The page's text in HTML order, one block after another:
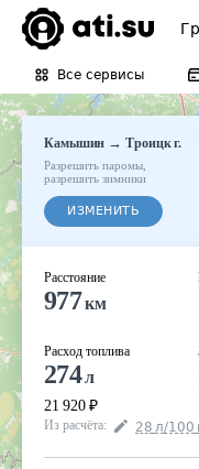
Все сервисы
Камышин →Троицк г.
Разрешить паромы
разрешить зимники
ИЗМЕНИТЬ
Расстояние
977км
Расход топлива
274л
21 920 ₽
Из расчёта: 28 л/100